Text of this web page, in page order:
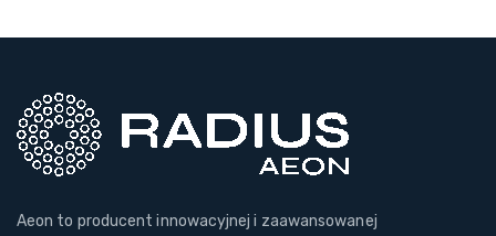
Aeon to producent innowacyjnej i zaawansowanej